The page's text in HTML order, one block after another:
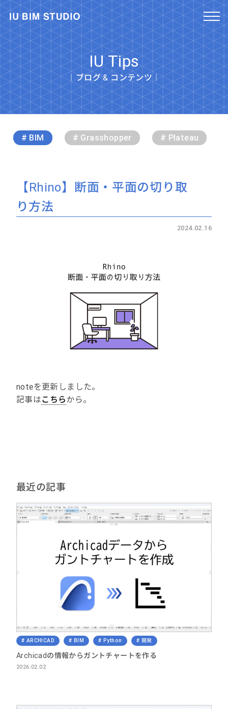
IU Tips
︱ブログ & コンテンツ︱
# BIM # Grasshopper # Plateau
【Rhino】断面・平面の切り取
り方法
2024.02.16
noteを更新しました。
記事はこちらから。
最近の記事
ARCHICAD BIM Python 開発
Archicadの情報からガントチャートを作る
2026.02.02